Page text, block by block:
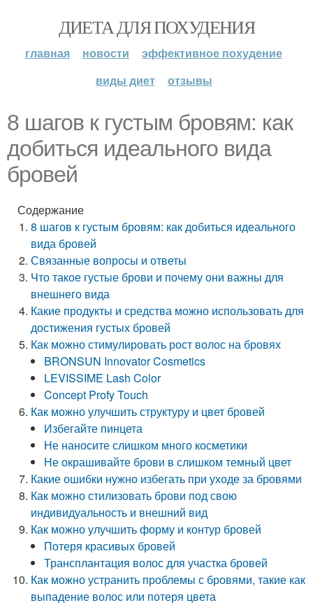
ДИЕТА ДЛЯ ПОХУДЕНИЯ
главная новости
эффективное похудение
виды диет
отзывы
8 шагов к густым бровям: как
добиться идеального вида
бровей
Содержание
8 шагов к густым бровям: как добиться идеального
вида бровей
Связанные вопросы и ответы
Что такое густые брови и почему они важны для
внешнего вида
Какие продукты и средства можно использовать для
достижения густых бровей
Как можно стимулировать рост волос на бровях
BRONSUN Innovator Cosmetics
LEVISSIME Lash Color
Concept Profy Touch
Как можно улучшить структуру и цвет бровей
Избегайте пинцета
Не наносите слишком много косметики
Не окрашивайте брови в слишком темный цвет
Какие ошибки нужно избегать при уходе за бровями
Как можно стилизовать брови под свою
индивидуальность и внешний вид
Как можно улучшить форму и контур бровей
Потеря красивых бровей
Трансплантация волос для участка бровей
Как можно устранить проблемы с бровями, такие как
выпадение волос или потеря цвета